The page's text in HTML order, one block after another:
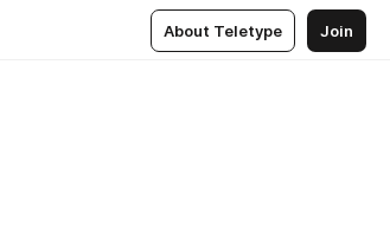
About Teletype Join